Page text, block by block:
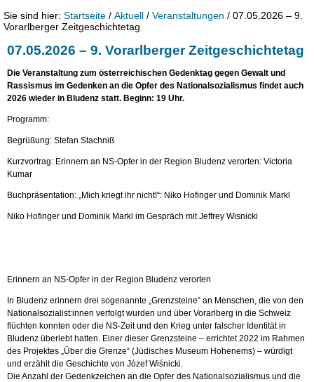
Sie sind hier: Startseite /Aktuell /Veranstaltungen /07.05.2026 – 9.
Vorarlberger Zeitgeschichtetag
07.05.2026 – 9. Vorarlberger Zeitgeschichtetag
Die Veranstaltung zum österreichischen Gedenktag gegen Gewalt und
Rassismus im Gedenken an die Opfer des Nationalsozialismus findet auch
2026 wieder in Bludenz statt. Beginn: 19 Uhr.
Programm:
Begrüßung: Stefan Stachniß
Kurzvortrag: Erinnern an NS-Opfer in der Region Bludenz verorten: Victoria
Kumar
Buchpräsentation: „Mich kriegt ihr nicht!“: Niko Hofinger und Dominik Markl
Niko Hofinger und Dominik Markl im Gespräch mit Jeffrey Wisnicki
Erinnern an NS-Opfer in der Region Bludenz verorten
In Bludenz erinnern drei sogenannte „Grenzsteine“ an Menschen, die von den
Nationalsozialist:innen verfolgt wurden und über Vorarlberg in die Schweiz
flüchten konnten oder die NS-Zeit und den Krieg unter falscher Identität in
Bludenz überlebt hatten. Einer dieser Grenzsteine – errichtet 2022 im Rahmen
des Projektes „Über die Grenze“ (Jüdisches Museum Hohenems) – würdigt
und erzählt die Geschichte von Józef Wiśnicki.
Die Anzahl der Gedenkzeichen an die Opfer des Nationalsozialismus und die